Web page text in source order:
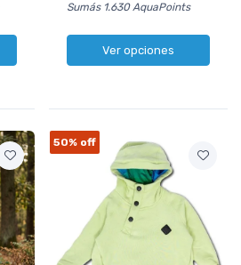
Sumás 1.630 AquaPoints
Ver opciones
50% off